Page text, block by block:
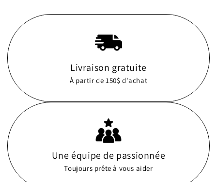
Livraison gratuite
À partir de 150$ d'achat
Une équipe de passionnée
Toujours prête à vous aider